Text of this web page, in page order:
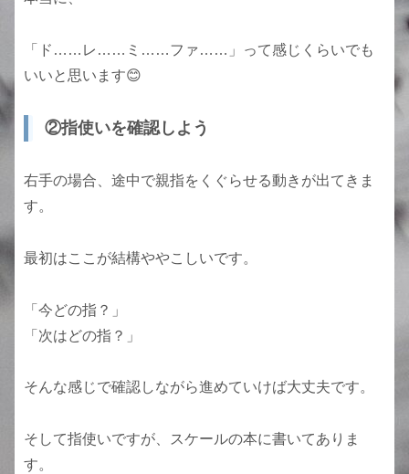
「ド……レ……ミ……ファ……」って感じくらいでも
いいと思います😊
②指使いを確認しよう
右手の場合、途中で親指をくぐらせる動きが出てきま
す。
最初はここが結構ややこしいです。
「今どの指？」
「次はどの指？」
そんな感じで確認しながら進めていけば大丈夫です。
そして指使いですが、スケールの本に書いてありま
す。